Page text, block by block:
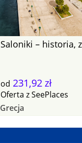
Saloniki – historia,
od 231,92 zł
Oferta zSeePlaces
Grecja